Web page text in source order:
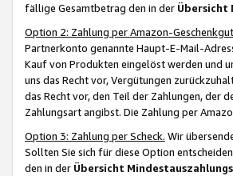
fällige Gesamtbetrag den in der Übersicht
Option 2: Zahlung per Amazon-
Partnerkonto genannte Haupt-E-Mail-
Kauf von Produkten eingelöst werden und
uns das Recht vor, Vergütungen
das Recht vor, den Teil der Zahlungen, der
Zahlungsart angibst. Die Zahlung per
Option 3: Zahlung per Scheck. Wir
Sollten Sie sich für diese Option
den in der Übersicht